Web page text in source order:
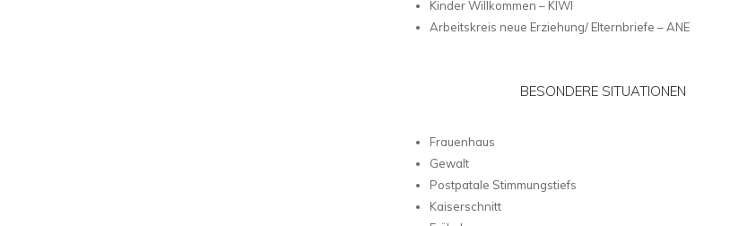
Kinder Willkommen – KIWI
Arbeitskreis neue Erziehung/ Elternbriefe – ANE
BESONDERE SITUATIONEN
Frauenhaus
Gewalt
Postpatale Stimmungstiefs
Kaiserschnitt